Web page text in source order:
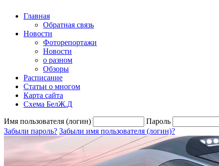
Главная
Обратная связь
Новости
Фоторепортажи
Новости
о разном
Обзоры
Расписание
Статьи о многом
Карта сайта
Схема БелЖ.Д
Имя пользователя (логин)
Пароль
Забыли пароль? Забыли имя пользователя (логин)?